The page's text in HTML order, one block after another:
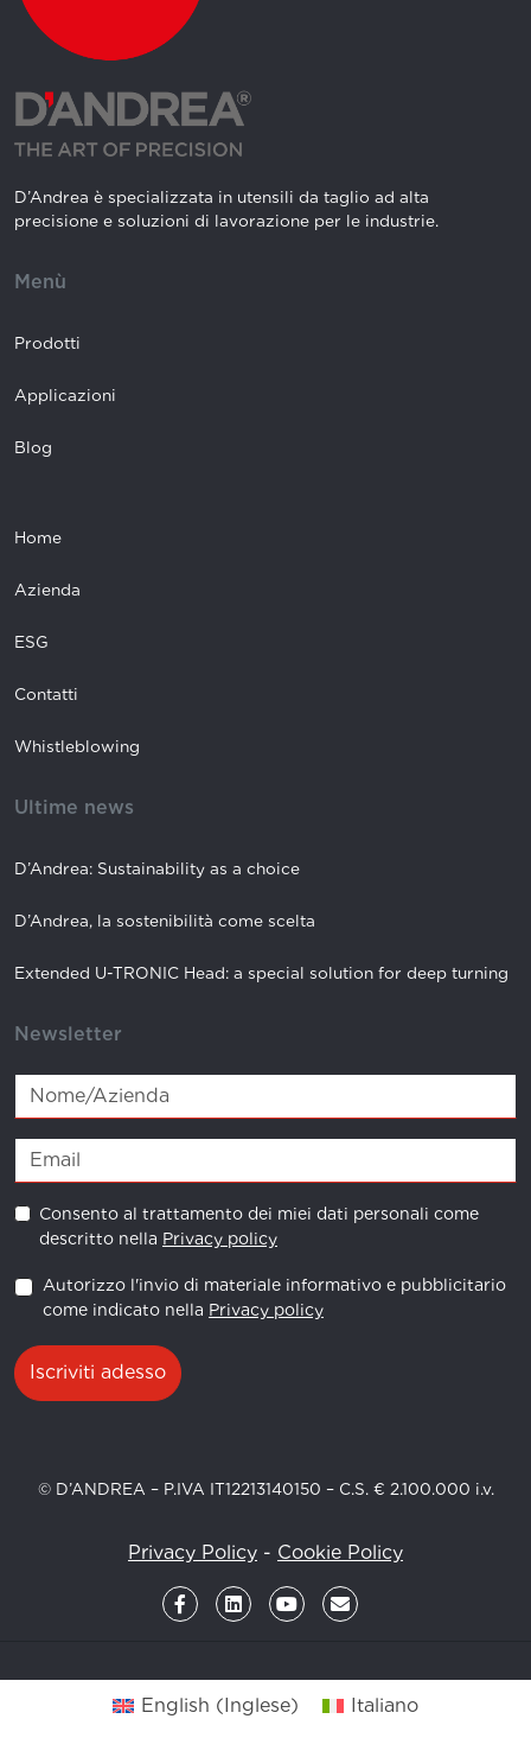
D’Andrea è specializzata in utensili da taglio ad alta
precisione e soluzioni di lavorazione per le industrie.
Menù
Prodotti
Applicazioni
Blog
Home
Azienda
ESG
Contatti
Whistleblowing
Ultime news
D’Andrea: Sustainability as a choice
D’Andrea, la sostenibilità come scelta
Extended U-TRONIC Head: a special solution for deep turning
Newsletter
Consento al trattamento dei miei dati personali come
descritto nella Privacy policy
Autorizzo l'invio di materiale informativo e pubblicitario
come indicato nella Privacy policy
Iscriviti adesso
© D’ANDREA – P.IVA IT12213140150 – C.S. € 2.100.000 i.v.
Privacy Policy - Cookie Policy
English (Inglese) Italiano